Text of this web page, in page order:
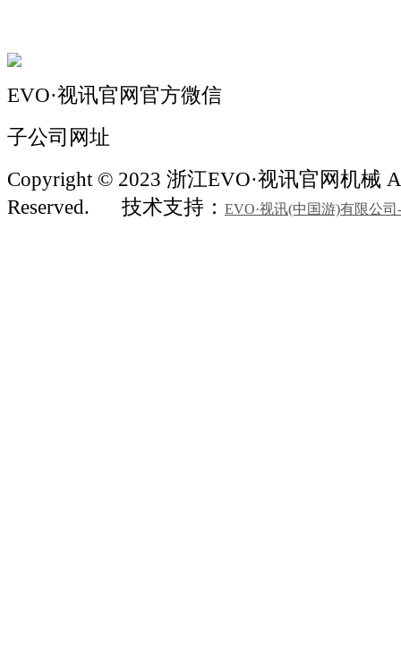
EVO·视讯官网官方微信
子公司网址
Copyright © 2023 浙江EVO·视讯官网机械
Reserved.
技术支持： EVO·视讯(中国游)有限公司